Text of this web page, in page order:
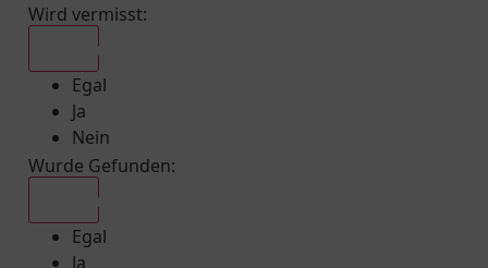
Wird vermisst:
Egal
Ja
Nein
Wurde Gefunden:
Egal
Ja